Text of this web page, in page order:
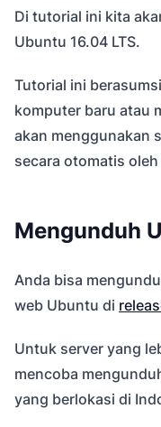
Di tutorial ini kita
Ubuntu 16.04 LTS.
Tutorial ini
komputer baru atau
akan menggunakan
secara otomatis
Mengunduh
Anda bisa
web Ubuntu di
Untuk server yang
mencoba
yang berlokasi di